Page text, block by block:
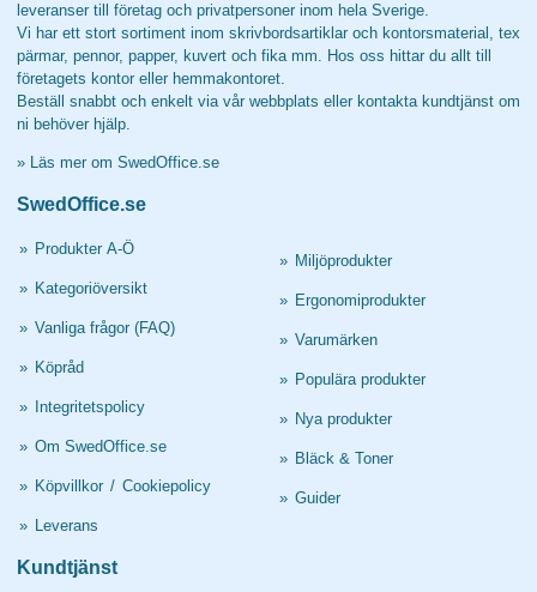
leveranser till företag och privatpersoner inom hela Sverige.
Vi har ett stort sortiment inom skrivbordsartiklar och kontorsmaterial, tex
pärmar, pennor, papper, kuvert och fika mm. Hos oss hittar du allt till
företagets kontor eller hemmakontoret.
Beställ snabbt och enkelt via vår webbplats eller kontakta kundtjänst om
ni behöver hjälp.
» Läs mer om SwedOffice.se
SwedOffice.se
» Produkter A-Ö
» Kategoriöversikt
» Vanliga frågor (FAQ)
» Köpråd
» Integritetspolicy
» Om SwedOffice.se
» Köpvillkor / Cookiepolicy
» Leverans
» Miljöprodukter
» Ergonomiprodukter
» Varumärken
» Populära produkter
» Nya produkter
» Bläck & Toner
» Guider
Kundtjänst